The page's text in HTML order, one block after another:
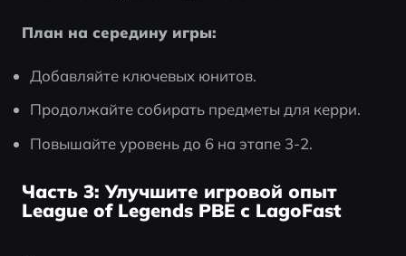
План на середину игры:
Добавляйте ключевых юнитов.
Продолжайте собирать предметы для керри.
Повышайте уровень до 6 на этапе 3-2.
Часть 3: Улучшите игровой опыт
League of Legends PBE с LagoFast